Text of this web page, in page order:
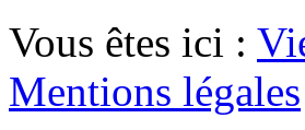
Vous êtes ici :
Mentions légales